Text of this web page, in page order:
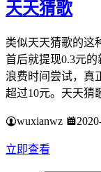
天天猜歌
类似天天猜歌的这
首后就提现0.3元
浪费时间尝试，真
超过10元。天天猜
wuxianwz
立即查看